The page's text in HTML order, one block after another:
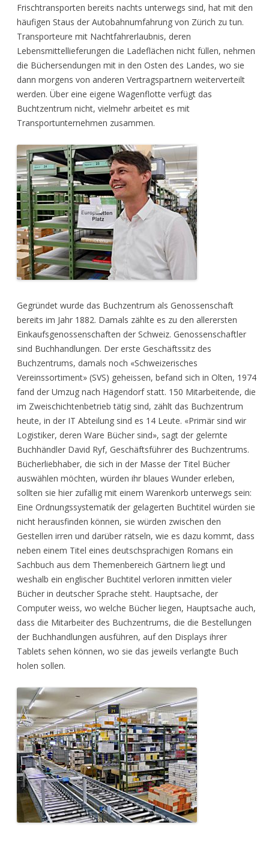
Frischtransporten bereits nachts unterwegs sind, hat mit den
häufigen Staus der Autobahnumfahrung von Zürich zu tun.
Transporteure mit Nachtfahrerlaubnis, deren
Lebensmittellieferungen die Ladeflächen nicht füllen, nehmen
die Büchersendungen mit in den Osten des Landes, wo sie
dann morgens von anderen Vertragspartnern weiterverteilt
werden. Über eine eigene Wagenflotte verfügt das
Buchtzentrum nicht, vielmehr arbeitet es mit
Transportunternehmen zusammen.
Gegründet wurde das Buchzentrum als Genossenschaft
bereits im Jahr 1882. Damals zählte es zu den allerersten
Einkaufsgenossenschaften der Schweiz. Genossenschaftler
sind Buchhandlungen. Der erste Geschäftssitz des
Buchzentrums, damals noch «Schweizerisches
Vereinssortiment» (SVS) geheissen, befand sich in Olten, 1974
fand der Umzug nach Hägendorf statt. 150 Mitarbeitende, die
im Zweischichtenbetrieb tätig sind, zählt das Buchzentrum
heute, in der IT Abteilung sind es 14 Leute. «Primär sind wir
Logistiker, deren Ware Bücher sind», sagt der gelernte
Buchhändler David Ryf, Geschäftsführer des Buchzentrums.
Bücherliebhaber, die sich in der Masse der Titel Bücher
auswählen möchten, würden ihr blaues Wunder erleben,
sollten sie hier zufällig mit einem Warenkorb unterwegs sein:
Eine Ordnungssystematik der gelagerten Buchtitel würden sie
nicht herausfinden können, sie würden zwischen den
Gestellen irren und darüber rätseln, wie es dazu kommt, dass
neben einem Titel eines deutschsprachigen Romans ein
Sachbuch aus dem Themenbereich Gärtnern liegt und
weshalb ein englischer Buchtitel verloren inmitten vieler
Bücher in deutscher Sprache steht. Hauptsache, der
Computer weiss, wo welche Bücher liegen, Hauptsache auch,
dass die Mitarbeiter des Buchzentrums, die die Bestellungen
der Buchhandlungen ausführen, auf den Displays ihrer
Tablets sehen können, wo sie das jeweils verlangte Buch
holen sollen.